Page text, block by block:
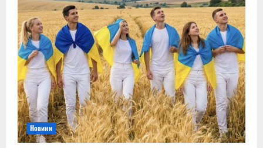
g
a
t
i
o
n Новини